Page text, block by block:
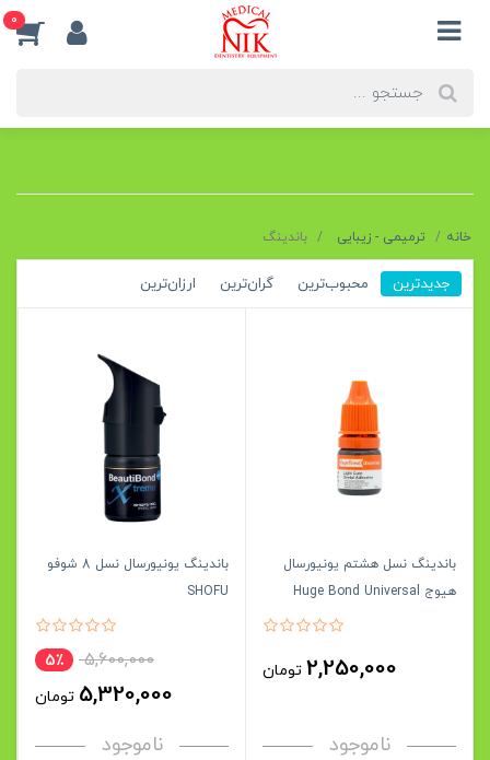
0
خانه ترمیمی - زیبایی باندینگ
جدیدترین محبوب‌ترین گران‌ترین ارزان‌ترین
باندینگ نسل هشتم یونیورسال
هیوج Huge Bond Universal
2,250,000 تومان
ناموجود
باندینگ یونیورسال نسل 8 شوفو
SHOFU
5,600,000 5٪
5,320,000 تومان
ناموجود